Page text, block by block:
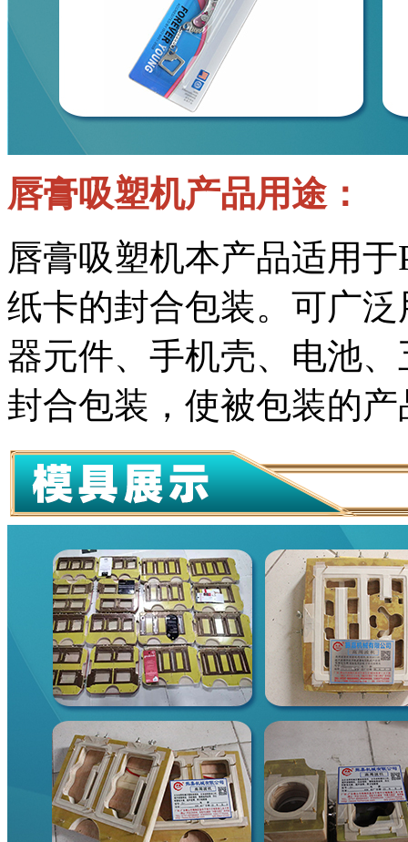
唇膏吸塑机产品用途：
唇膏吸塑机本产品适用
纸卡的封合包装。可广
器元件、手机壳、电池
封合包装，使被包装的